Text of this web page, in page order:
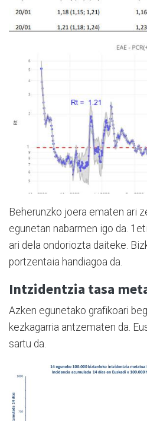
Beherunzko joera ematen ari
egunetan nabarmen igo da.
ari dela ondoriozta daiteke.
portzentaia handiagoa da.
Intzidentzia tasa
Azken egunetako grafikoari
kezkagarria antzematen da.
sartu da.